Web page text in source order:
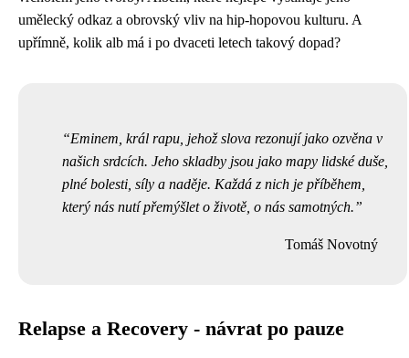
umělecký odkaz a obrovský vliv na hip-hopovou kulturu. A
upřímně, kolik alb má i po dvaceti letech takový dopad?
Eminem, král rapu, jehož slova rezonují jako ozvěna v
našich srdcích. Jeho skladby jsou jako mapy lidské duše,
plné bolesti, síly a naděje. Každá z nich je příběhem,
který nás nutí přemýšlet o životě, o nás samotných.
Tomáš Novotný
Relapse a Recovery - návrat po pauze